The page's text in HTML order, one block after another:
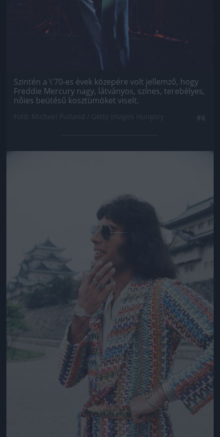
Szintén a \'70-es évek közepére volt jellemző, hogy
Freddie Mercury nagy, látványos, színes, terebélyes,
nőies beütésű kosztümöket viselt.